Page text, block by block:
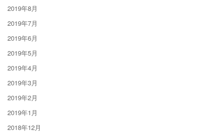
2019年8月
2019年7月
2019年6月
2019年5月
2019年4月
2019年3月
2019年2月
2019年1月
2018年12月